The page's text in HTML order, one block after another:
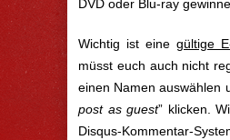
DVD oder Blu-ray
Wichtig ist eine gültige
müsst euch auch nicht
einen Namen auswählen
post as guest” klicken.
Disqus-